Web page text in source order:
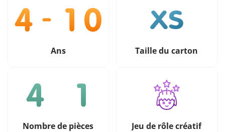
Ans Taille du carton
Nombre de pièces Jeu de rôle créatif